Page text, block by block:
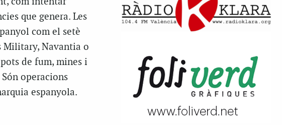
que genera. Les
com el setè
Military, Navantia o
de fum, mines i
operacions
espanyola.